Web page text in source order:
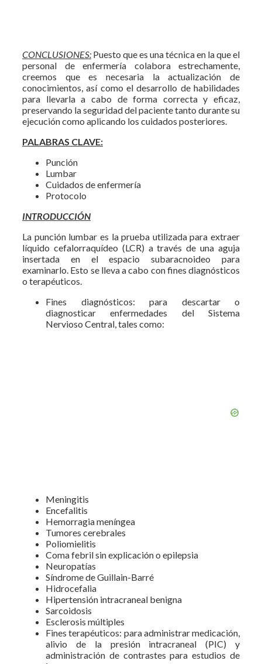
CONCLUSIONES: Puesto que es una técnica en la que el
personal de enfermería colabora estrechamente,
creemos que es necesaria la actualización de
conocimientos, así como el desarrollo de habilidades
para llevarla a cabo de forma correcta y eficaz,
preservando la seguridad del paciente tanto durante su
ejecución como aplicando los cuidados posteriores.
PALABRAS CLAVE:
Punción
Lumbar
Cuidados de enfermería
Protocolo
INTRODUCCIÓN
La punción lumbar es la prueba utilizada para extraer
líquido cefalorraquídeo (LCR) a través de una aguja
insertada en el espacio subaracnoideo para
examinarlo. Esto se lleva a cabo con fines diagnósticos
o terapéuticos.
Fines diagnósticos: para descartar o
diagnosticar enfermedades del Sistema
Nervioso Central, tales como:
Meningitis
Encefalitis
Hemorragia meníngea
Tumores cerebrales
Poliomielitis
Coma febril sin explicación o epilepsia
Neuropatías
Síndrome de Guillain-Barré
Hidrocefalia
Hipertensión intracraneal benigna
Sarcoidosis
Esclerosis múltiples
Fines terapéuticos: para administrar medicación,
alivio de la presión intracraneal (PIC) y
administración de contrastes para estudios de